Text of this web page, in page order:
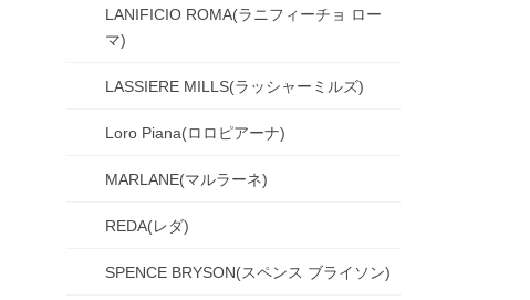
LANIFICIO ROMA(ラニフィーチョ ロー
マ)
LASSIERE MILLS(ラッシャーミルズ)
Loro Piana(ロロピアーナ)
MARLANE(マルラーネ)
REDA(レダ)
SPENCE BRYSON(スペンス ブライソン)